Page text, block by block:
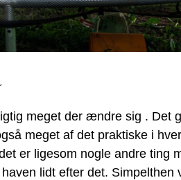
meget der ændre sig . Det
meget af det praktiske i
er ligesom nogle andre
lidt efter det. Simpelthen